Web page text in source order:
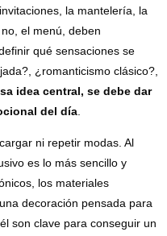
la mantelería, la
el menú, deben
qué sensaciones se
¿romanticismo clásico?,
idea central, se debe dar
del día
ni repetir modas. Al
es lo más sencillo y
los materiales
decoración pensada para
son clave para conseguir un